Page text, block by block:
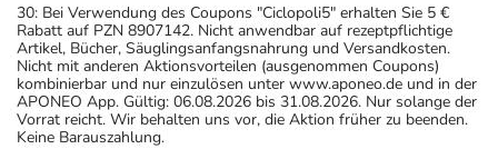
30: Bei Verwendung des Coupons "Ciclopoli5" erhalten Sie 5 €
Rabatt auf PZN 8907142. Nicht anwendbar auf rezeptpflichtige
Artikel, Bücher, Säuglingsanfangsnahrung und Versandkosten.
Nicht mit anderen Aktionsvorteilen (ausgenommen Coupons)
kombinierbar und nur einzulösen unter www.aponeo.de und in der
APONEO App. Gültig: 06.08.2026 bis 31.08.2026. Nur solange der
Vorrat reicht. Wir behalten uns vor, die Aktion früher zu beenden.
Keine Barauszahlung.